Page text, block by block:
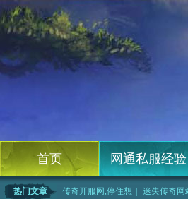
首页 网通私服经验
热门文章 传奇开服网,停住想 迷失传奇网